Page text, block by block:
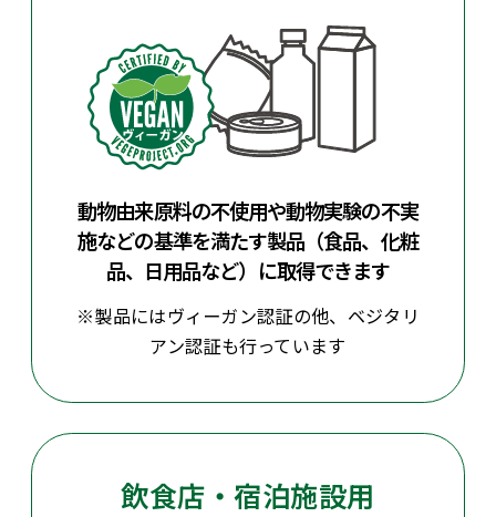
動物由来原料の不使用や動物実験の不実
施などの基準を満たす製品（食品、化粧
品、日用品など） に取得できます
※製品にはヴィーガン認証の他、ベジタリ
アン認証も行っています
飲食店・宿泊施設用